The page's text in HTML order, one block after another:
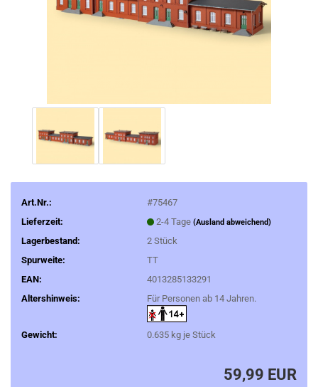
Art.Nr.:
#75467
Lieferzeit:
2-4 Tage (Ausland abweichend)
Lagerbestand: 2 Stück
Spurweite:
TT
EAN:
4013285133291
Altershinweis:
Für Personen ab 14 Jahren.
Gewicht: 0.635kg je Stück
59,99 EUR